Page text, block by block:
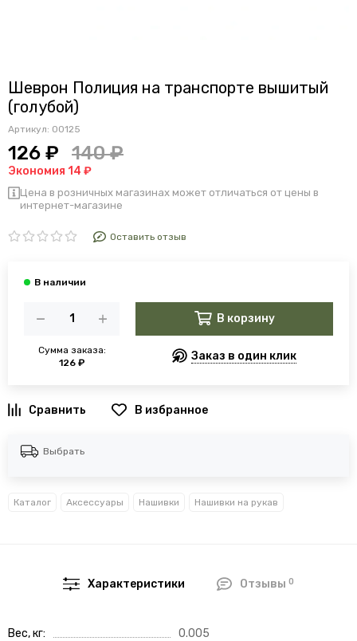
Шеврон Полиция на транспорте вышитый
(голубой)
Артикул: 00125
126 ₽ 140 ₽
Экономия 14 ₽
Цена в розничных магазинах может отличаться от цены в
интернет-магазине
Оставить отзыв
Сумма заказа:
126 ₽
В корзину
Заказ в один клик
В избранное
Выбрать
Каталог Аксессуары Нашивки Нашивки на рукав
Характеристики Отзывы 0
Вес, кг 0.005